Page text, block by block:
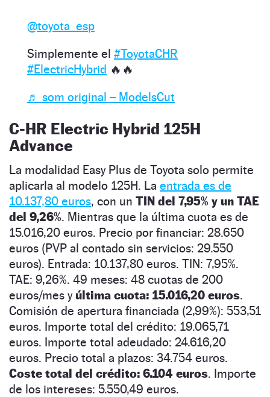
@toyota_esp
Simplemente el #ToyotaCHR
#ElectricHybrid 🔥🔥
♬ som original – ModelsCut
C-HR Electric Hybrid 125H
Advance
La modalidad Easy Plus de Toyota solo permite
aplicarla al modelo 125H. La entrada es de
10.137,80 euros, con un TIN del 7,95% y un TAE
del 9,26%. Mientras que la última cuota es de
15.016,20 euros. Precio por financiar: 28.650
euros (PVP al contado sin servicios: 29.550
euros). Entrada: 10.137,80 euros. TIN: 7,95%.
TAE: 9,26%. 49 meses: 48 cuotas de 200
euros/mes y última cuota: 15.016,20 euros.
Comisión de apertura financiada (2,99%): 553,51
euros. Importe total del crédito: 19.065,71
euros. Importe total adeudado: 24.616,20
euros. Precio total a plazos: 34.754 euros.
Coste total del crédito: 6.104 euros. Importe
de los intereses: 5.550,49 euros.